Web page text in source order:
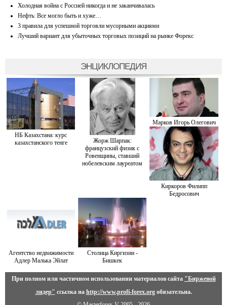
Холодная война с Россией никогда и не заканчивалась
Нефть: Все могло быть и хуже…
3 правила для успешной торговли мусорными акциями
Лучший вариант для убыточных торговых позиций на рынке Форекс
ЭНЦИКЛОПЕДИЯ
НБ Казахстана: курс
казахстанского тенге
Жорж Шарпак:
французский физик с
Ровенщины, ставший
нобелевским лауреатом
Марков Игорь Олегович
Киркоров Филипп
Бедросович
Агентство недвижимости
Адлер Малька Эйлат
Столица Киргизии -
Бишкек
При полном или частичном использовании материалов сайта "Биржевой
лидер" ссылка на http://www.profi-forex.orgобязательна.